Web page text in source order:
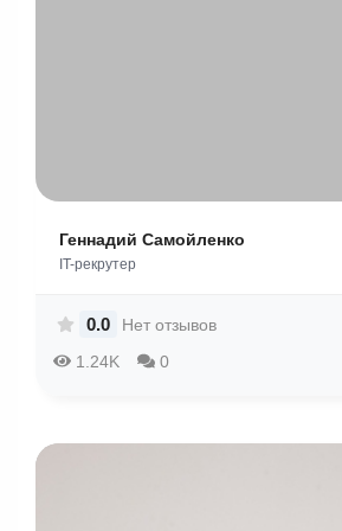
Геннадий Самойленко
IT-рекрутер
1.24K 0
0.0 Нет отзывов